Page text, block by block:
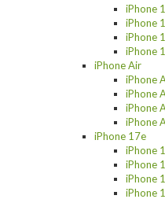
iPhone
iPhone
iPhone
iPhone
iPhone Air
iPhone
iPhone
iPhone
iPhone
iPhone 17e
iPhone
iPhone
iPhone
iPhone